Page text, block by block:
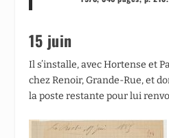
15 juin
Il s’installe, avec Hortense et
chez Renoir, Grande-Rue, et
la poste restante pour lui